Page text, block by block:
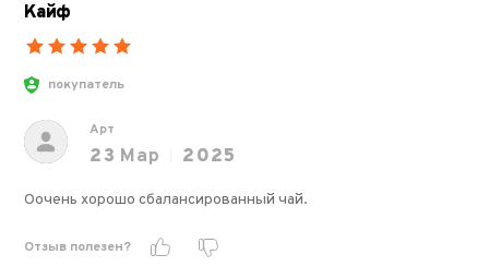
Кайф
покупатель
Арт
23 Мар 2025
Оочень хорошо сбалансированный чай.
Отзыв полезен?